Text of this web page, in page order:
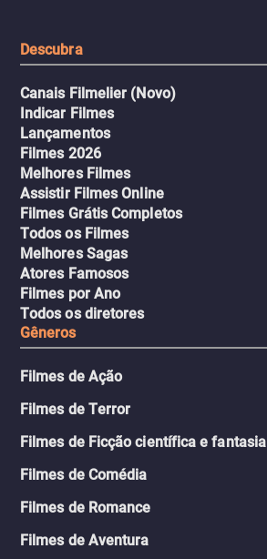
Descubra
Canais Filmelier (Novo)
Indicar Filmes
Lançamentos
Filmes 2026
Melhores Filmes
Assistir Filmes Online
Filmes Grátis Completos
Todos os Filmes
Melhores Sagas
Atores Famosos
Filmes por Ano
Todos os diretores
Gêneros
Filmes de Ação
Filmes de Terror
Filmes de Ficção científica e fantasia
Filmes de Comédia
Filmes de Romance
Filmes de Aventura